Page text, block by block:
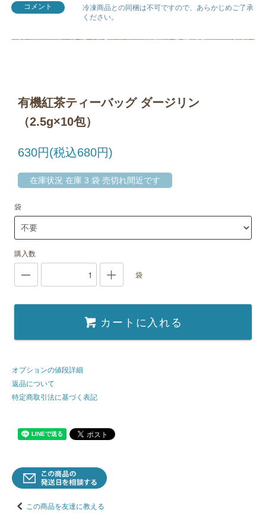
コメント
冷凍商品との同梱は不可ですので、あらかじめご了承
ください。
有機紅茶ティーバッグ ダージリン
（2.5g×10包）
630円(税込680円)
在庫状況 在庫 3 袋 売切れ間近です
袋
購入数
袋
カートに入れる
オプションの値段詳細
返品について
特定商取引法に基づく表記
この商品を友達に教える